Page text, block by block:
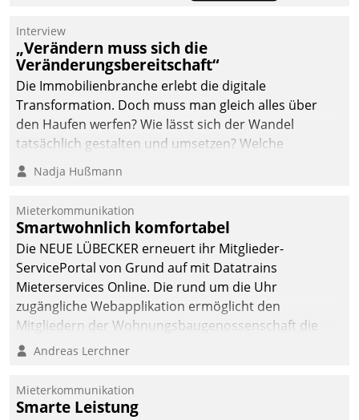
Die monatlichen
Mitteilungen zum
Heizungs- und
Wasserverbrauch gehen
automatisiert, vollständig
und auf Wunsch über
mehrere zuvor
Kommunikationswege bei
Interview
„Verändern muss sich die
Veränderungsbereitschaft“
Die Immobilienbranche erlebt die digitale
Transformation. Doch muss man gleich alles über
den Haufen werfen? Wie lässt sich der Wandel
tatsächlich gestalten und umsetzen? Welche
Argumente zählen wirklich?
Nadja Hußmann
Mieterkommunikation
Smartwohnlich komfortabel
Die NEUE LÜBECKER erneuert ihr Mitglieder-
ServicePortal von Grund auf mit Datatrains
Mieterservices Online. Die rund um die Uhr
zugängliche Webapplikation ermöglicht den
Mitgliedern der Wohnungs­bau­genossenschaft die
Kontaktaufnahme per Smartphone, Tablet oder PC.
Andreas Lerchner
Mieterkommunikation
Smarte Leistung